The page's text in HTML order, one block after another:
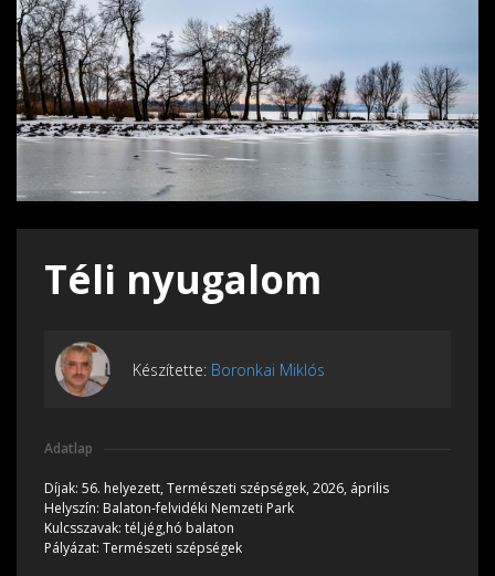
Téli nyugalom
Készítette: Boronkai Miklós
Adatlap
Díjak: 56. helyezett, Természeti szépségek, 2026, április
Helyszín: Balaton-felvidéki Nemzeti Park
Kulcsszavak: tél,jég,hó balaton
Pályázat: Természeti szépségek